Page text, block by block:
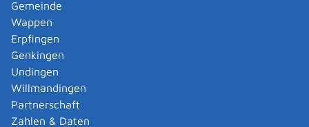
Gemeinde
Wappen
Erpfingen
Genkingen
Undingen
Willmandingen
Partnerschaft
Zahlen & Daten
Adoption eines ausländischen Kindes -
Beurkundung im Geburtenregister beantragen
Adoption eines ausländischen Kindes -
Umwandlung einer schwachen in eine starke
Adoption beantragen
Adoption eines deutschen Kindes - Beurkundung
von Amts wegen